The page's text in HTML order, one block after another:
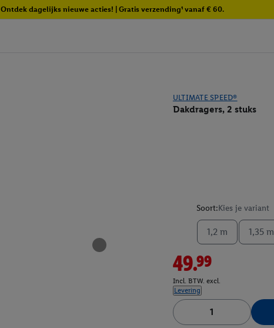
Ontdek dagelijks nieuwe acties! | Gratis verzending¹ vanaf € 60.
ULTIMATE SPEED®
Dakdragers, 2 stuks
Soort:Kies je variant
1,2 m 1,35 m
49.99
Incl. BTW. excl.
Levering